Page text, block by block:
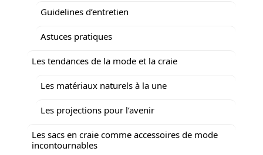
Guidelines d’entretien
Astuces pratiques
Les tendances de la mode et la craie
Les matériaux naturels à la une
Les projections pour l’avenir
Les sacs en craie comme accessoires de mode
incontournables